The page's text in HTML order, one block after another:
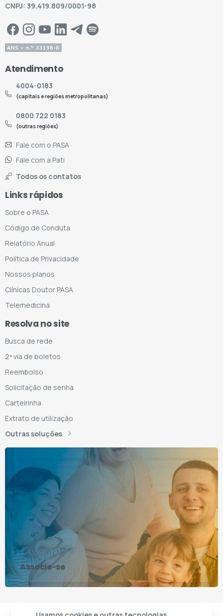
CNPJ: 39.419.809/0001-98
Atendimento
4004-0183
(capitais e regiões metropolitanas)
0800 722 0183
(outras regiões)
Fale com o PASA
Fale com a Pati
Todos os contatos
Links rápidos
Sobre o PASA
Código de Conduta
Relatório Anual
Política de Privacidade
Nossos planos
Clínicas Doutor PASA
Telemedicina
Resolva no site
Busca de rede
2ª via de boletos
Reembolso
Solicitação de senha
Carteirinha
Extrato de utilização
Outras soluções
Associe-se